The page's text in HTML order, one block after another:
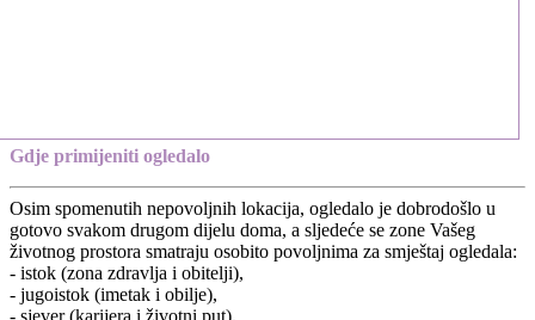
Gdje primijeniti ogledalo
Osim spomenutih nepovoljnih lokacija, ogledalo je dobrodošlo u
gotovo svakom drugom dijelu doma, a sljedeće se zone Vašeg
životnog prostora smatraju osobito povoljnima za smještaj ogledala:
- istok (zona zdravlja i obitelji),
- jugoistok (imetak i obilje),
- sjever (karijera i životni put).